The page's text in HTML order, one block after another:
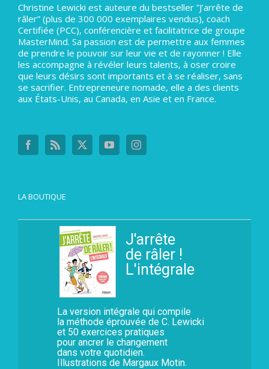
Christine Lewicki est auteure du bestseller ”J’arrête de
râler” (plus de 300 000 exemplaires vendus), coach
Certifiée (PCC), conférencière et facilitatrice de groupe
MasterMind. Sa passion est de permettre aux femmes
de prendre le pouvoir sur leur vie et de rayonner ! Elle
les accompagne à révéler leurs talents, à oser croire
que leurs désirs sont importants et à se réaliser, sans
se sacrifier. Entrepreneure nomade, elle a des clients
aux États-Unis, au Canada, en Asie et en France.
LA BOUTIQUE
La version intégrale qui compile
la méthode éprouvée de C. Lewicki
et 50 exercices pratiques
pour ancrer le changement
dans votre quotidien.
Illustrations de Margaux Motin.
J'arrête
de râler !
L'intégrale